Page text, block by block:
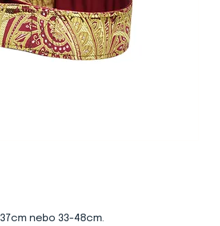
nebo 33-48cm.